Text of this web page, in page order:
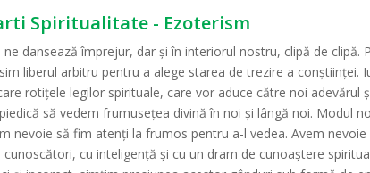
Spiritualitate - Ezoterism
dansează împrejur, dar şi în interiorul nostru, clipă de clipă.
liberul arbitru pentru a alege starea de trezire a conştiinţei.
rotiţele legilor spirituale, care vor aduce către noi adevărul
să vedem frumuseţea divină în noi şi lângă noi. Modul
nevoie să fim atenţi la frumos pentru a-l vedea. Avem
cu inteligenţă şi cu un dram de cunoaştere